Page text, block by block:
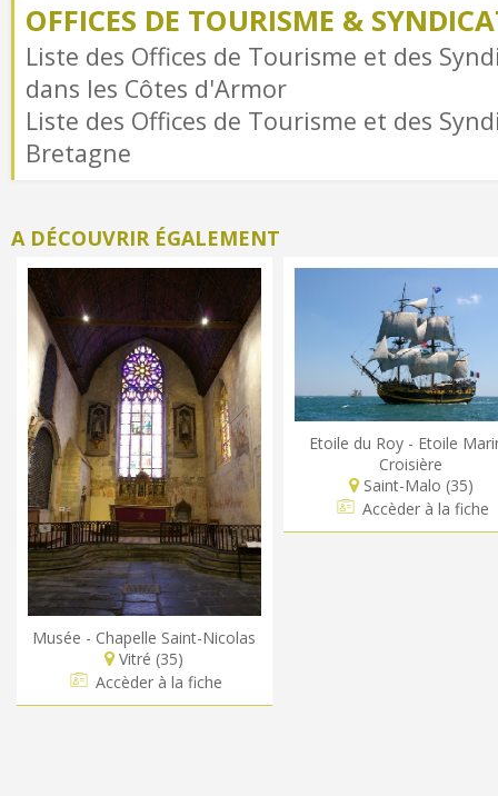
OFFICES DE TOURISME &
Liste des Offices de Tourisme et des
dans les Côtes d'Armor
Liste des Offices de Tourisme et des
Bretagne
A DÉCOUVRIR ÉGALEMENT
Musée - Chapelle Saint-Nicolas
Vitré (35)
Accèder à la fiche
Etoile du Roy - Etoile
Croisière
Saint-Malo (35)
Accèder à la fiche